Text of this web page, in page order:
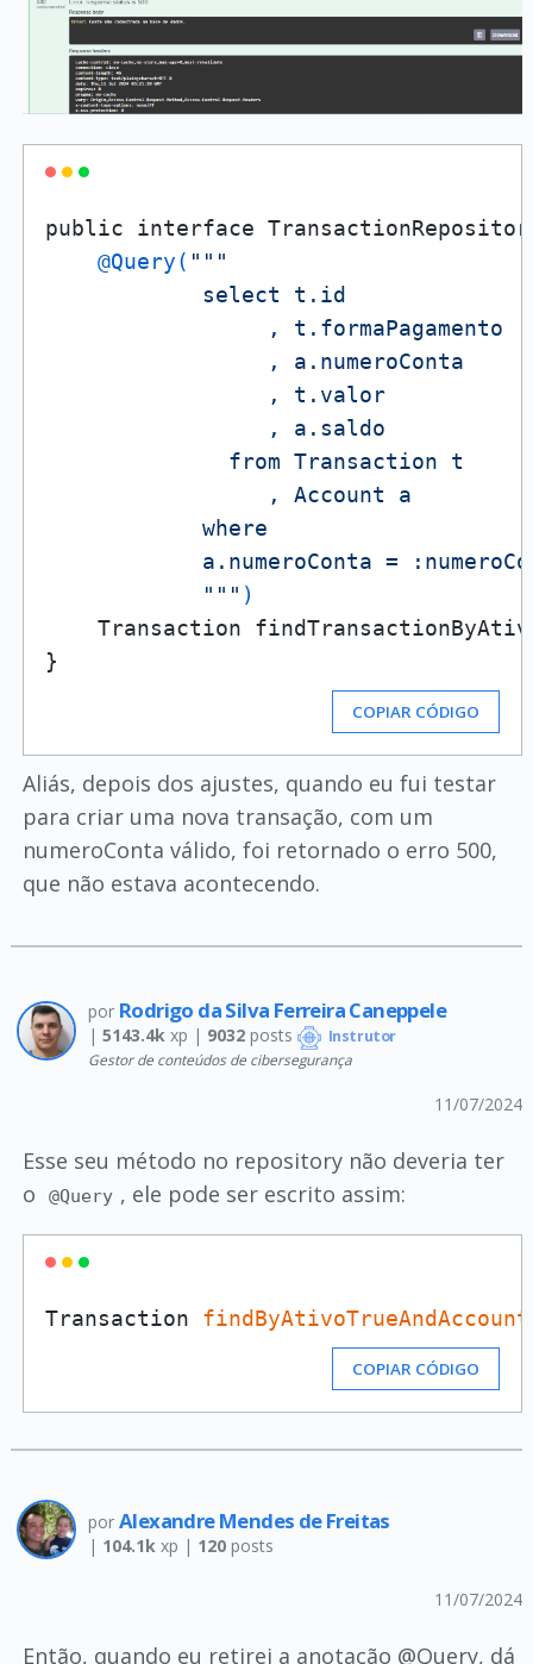
    @Query(
"""
            select t.id
                 , t.formaPagamento
                 , a.numeroConta
                 , t.valor
                 , a.saldo
              from Transaction t
                 , Account a
            where
a.numeroConta =
            """
)
Transaction
COPIAR CÓDIGO
Aliás, depois dos ajustes, quando eu fui testar
para criar uma nova transação, com um
numeroConta válido, foi retornado o erro 500,
que não estava acontecendo.
por Rodrigo da Silva Ferreira Caneppele
| 5143.4kxp | 9032posts Instrutor
Gestor de conteúdos de cibersegurança
11/07/2024
Esse seu método no repository não deveria ter
o
@Query , ele pode ser escrito assim:
Transaction
COPIAR CÓDIGO
por Alexandre Mendes de Freitas
| 104.1kxp | 120posts
11/07/2024
Então, quando eu retirei a anotação @Query, dá